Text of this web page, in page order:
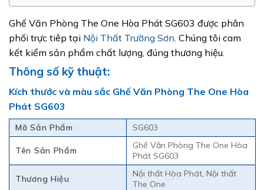
Ghế Văn Phòng The One Hòa Phát SG603 được phân
phối trực tiêp tại Nội Thất Trường Sơn. Chúng tôi cam
kết kiểm sản phẩm chất lượng, đúng thương hiệu.
Thông số kỹ thuật:
Kích thước và màu sắc Ghế Văn Phòng The One Hòa
Phát SG603
Mã Sản Phẩm SG603
Tên Sản Phẩm
Ghế Văn Phòng The One Hòa
Phát SG603
Thương Hiệu
Nội thất Hòa Phát, Nội thất
The One